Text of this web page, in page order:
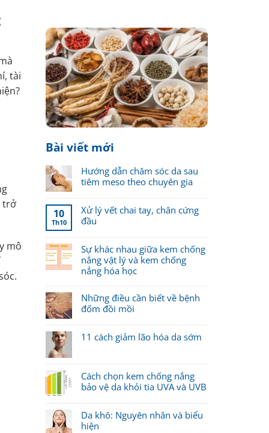
tài
trở
mô
Bài viết mới
Hướng dẫn chăm sóc da sau
tiêm meso theo chuyên gia
10
Th10
Xử lý vết chai tay, chân cứng
đầu
Sự khác nhau giữa kem chống
nắng vật lý và kem chống
nắng hóa học
Những điều cần biết về bệnh
đốm đồi mồi
11 cách giảm lão hóa da sớm
Cách chọn kem chống nắng
bảo vệ da khỏi tia UVA và UVB
Da khô: Nguyên nhân và biểu
hiện